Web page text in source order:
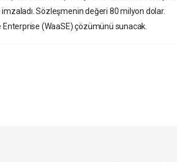
Sözleşmenin değeri 80 milyon dolar.
(WaaSE) çözümünü sunacak.